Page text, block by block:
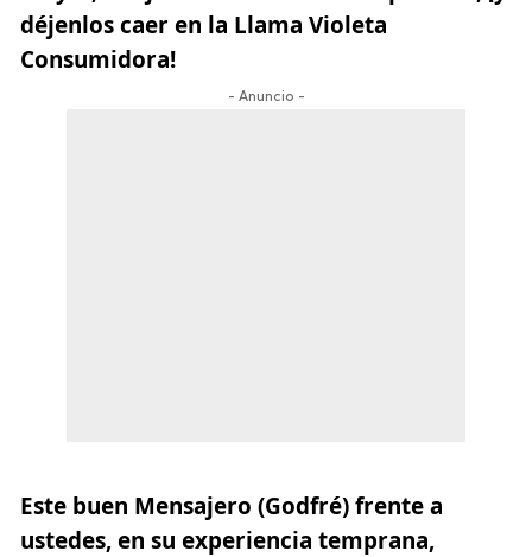
déjenlos caer en la Llama Violeta
Consumidora!
- Anuncio -
Este buen Mensajero (Godfré) frente a
ustedes, en su experiencia temprana,